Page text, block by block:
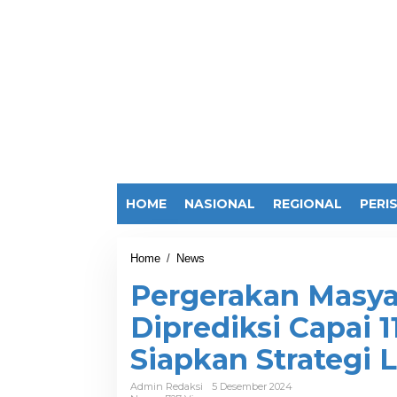
HOME NASIONAL REGIONAL
Home / News
r
g
e
r
a
k
Pergerakan
Diprediksi Capai
Siapkan Strategi
Admin Redaksi
5 Desember 2024